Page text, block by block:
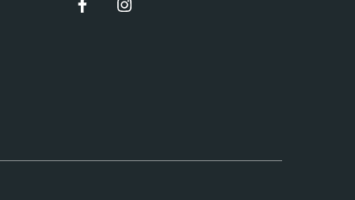
Facebook